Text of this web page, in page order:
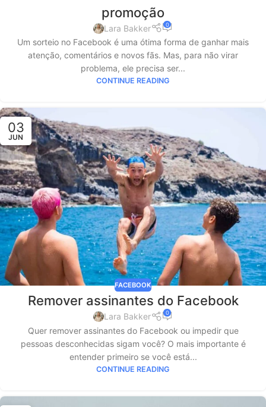
promoção
Lara Bakker 0
Um sorteio no Facebook é uma ótima forma de ganhar mais
atenção, comentários e novos fãs. Mas, para não virar
problema, ele precisa ser...
CONTINUE READING
03
JUN
FACEBOOK
Remover assinantes do Facebook
Lara Bakker 0
Quer remover assinantes do Facebook ou impedir que
pessoas desconhecidas sigam você? O mais importante é
entender primeiro se você está...
CONTINUE READING